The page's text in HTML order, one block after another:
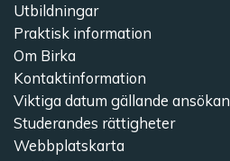
Utbildningar
Praktisk information
Om Birka
Kontaktinformation
Viktiga datum gällande ansökan
Studerandes rättigheter
Webbplatskarta